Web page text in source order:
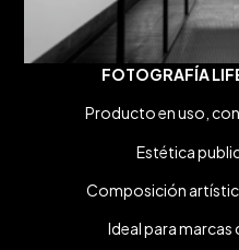
FOTOGRAFÍA
Producto en uso,
Estética
Composición
Ideal para